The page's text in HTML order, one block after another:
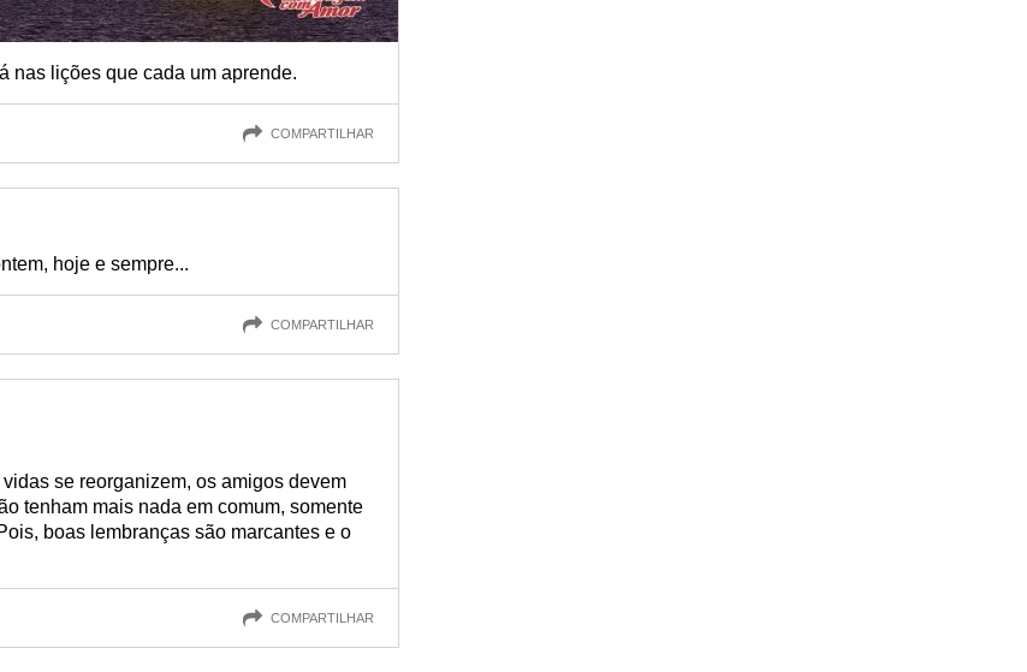
nas lições que cada um aprende.
COMPARTILHAR
hoje e sempre...
COMPARTILHAR
se reorganizem, os amigos devem
tenham mais nada em comum, somente
boas lembranças são marcantes e o
COMPARTILHAR